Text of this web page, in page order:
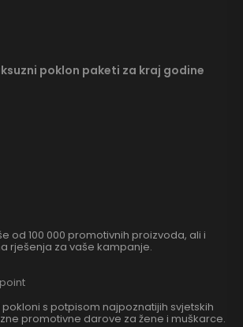
poklon paketi za kraj godine
od 100 000 promotivnih proizvoda, ali i
rješenja za vaše kampanje.
pokloni s potpisom najpoznatijih svjetskih
promotivne darove za žene i muškarce.